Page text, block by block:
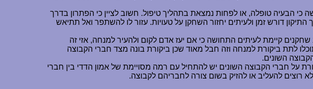
הבעיה טופלה, או לפחות נמצאת בתהליך טיפול. חשוב לציין כי הפתרון בדרך
דורש זמן ולעיתים יחזור השחקן על טעויות. עזור לו להשתפר ואל תתיאש
קיימת לעיתים התחושה כי אם יעז אדם לקום ולהעיר למנחה, אזי זה
לתת ביקורת למנחה וזה חבל מאוד שכן ביקורת בונה מצד חברי הקבוצה
השונים.
על חברי הקבוצה השונים יש להתחיל עם רמה מסויימת של אמון הדדי בין חברי
רוצים להעליב או להזיק בשום צורה לחבריהם לקבוצה.